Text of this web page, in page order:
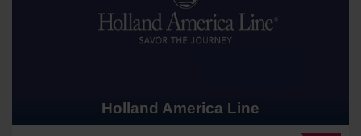
Holland America Line